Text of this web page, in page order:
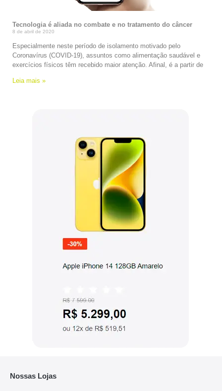
Tecnologia é aliada no combate e no tratamento do câncer
8 de abril de 2020
Especialmente neste período de isolamento motivado pelo
Coronavírus (COVID-19), assuntos como alimentação saudável e
exercícios físicos têm recebido maior atenção. Afinal, é a partir de
Leia mais »
Nossas Lojas